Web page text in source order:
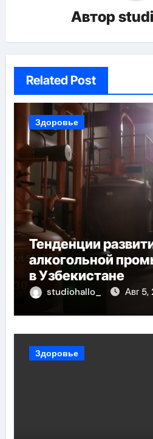
Автор
Related Post
Здоровье
Тенденции
алкогольной
в Узбекистане
studiohallo_ Авг 5,
Здоровье